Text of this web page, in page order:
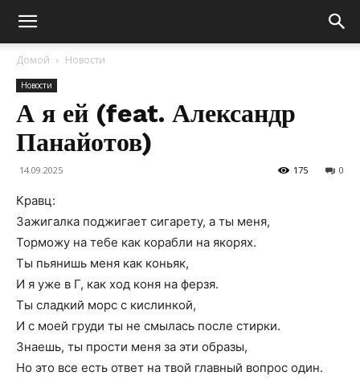
Домой Новости
Новости
А я ей (feat. Александр
Панайотов)
14.09.2025 0
175
Кравц:
Зажигалка поджигает сигарету, а ты меня,
Торможу на тебе как корабли на якорях.
Ты пьянишь меня как коньяк,
И я уже в Г, как ход коня на ферзя.
Ты сладкий морс с кислинкой,
И с моей груди ты не смылась после стирки.
Знаешь, ты прости меня за эти образы,
Но это все есть ответ на твой главный вопрос один.